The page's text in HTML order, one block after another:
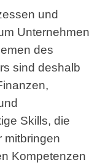
und
Unternehmen
des
sind deshalb
Skills, die
mitbringen
Kompetenzen